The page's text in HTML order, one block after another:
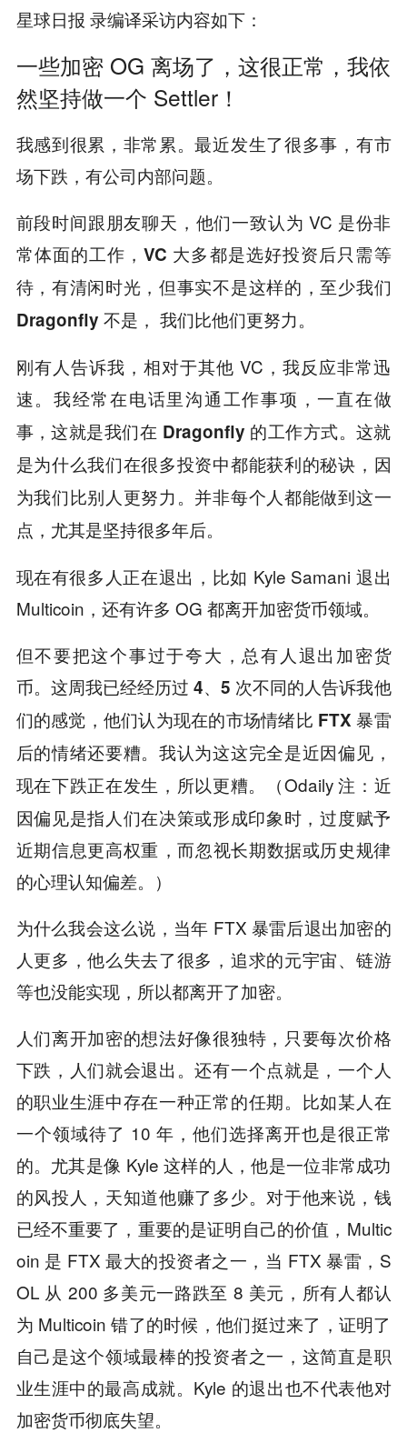
星球日报 录编译采访内容如下：
一些加密 OG 离场了，这很正常，我依
然坚持做一个 Settler！
我感到很累，非常累。最近发生了很多事，有市
场下跌，有公司内部问题。
前段时间跟朋友聊天，他们一致认为 VC 是份非
常体面的工作，VC 大多都是选好投资后只需等
待，有清闲时光，但事实不是这样的，至少我们
Dragonfly 不是， 我们比他们更努力。
刚有人告诉我，相对于其他 VC，我反应非常迅
速。 我经常在电话里沟通工作事项，一直在做
事，这就是我们在 Dragonfly 的工作方式。这就
是为什么我们在很多投资中都能获利的秘诀，因
为我们比别人更努力。并非每个人都能做到这一
点，尤其是坚持很多年后。
现在有很多人正在退出，比如 Kyle Samani 退出
Multicoin，还有许多 OG 都离开加密货币领域。
但不要把这个事过于夸大，总有人退出加密货
币。 这周我已经经历过 4、5 次不同的人告诉我他
们的感觉，他们认为现在的市场情绪比 FTX 暴雷
后的情绪还要糟。我认为这这完全是近因偏见，
现在下跌正在发生，所以更糟。
（Odaily 注：近
因偏见是指人们在决策或形成印象时，‌过度赋予
近期信息更高权重‌，而忽视长期数据或历史规律
的心理认知偏差。）
为什么我会这么说，当年 FTX 暴雷后退出加密的
人更多，他么失去了很多，追求的元宇宙、链游
等也没能实现，所以都离开了加密。
人们离开加密的想法好像很独特，只要每次价格
下跌，人们就会退出。还有一个点就是，一个人
的职业生涯中存在一种正常的任期。比如某人在
一个领域待了 10 年，他们选择离开也是很正常
的。尤其是像 Kyle 这样的人，他是一位非常成功
的风投人，天知道他赚了多少。对于他来说，钱
已经不重要了，重要的是证明自己的价值，Multic
oin 是 FTX 最大的投资者之一，当 FTX 暴雷，S
OL 从 200 多美元一路跌至 8 美元，所有人都认
为 Multicoin 错了的时候，他们挺过来了，证明了
自己是这个领域最棒的投资者之一，这简直是职
业生涯中的最高成就。Kyle 的退出也不代表他对
加密货币彻底失望。